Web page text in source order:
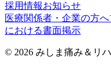
採用情報お知らせ
医療関係者・企業の方へ
における書面掲示
© 2026 みしま痛み＆リ